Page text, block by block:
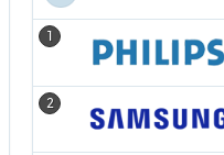
1
2